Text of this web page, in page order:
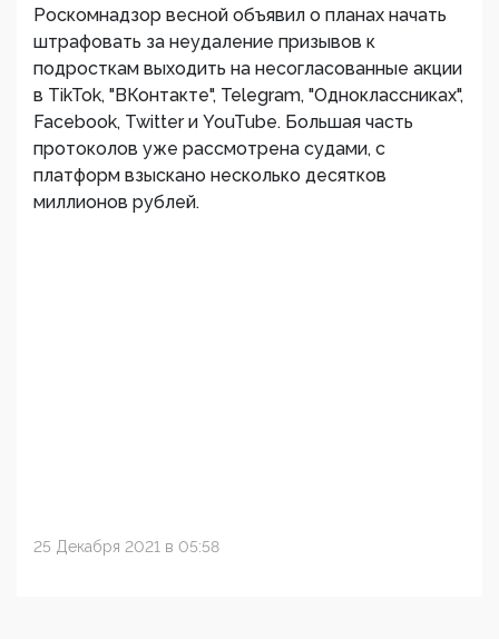
Роскомнадзор весной объявил о планах начать
штрафовать за неудаление призывов к
подросткам выходить на несогласованные акции
в TikTok, "ВКонтакте", Telegram, "Одноклассниках",
Facebook, Twitter и YouTube. Большая часть
протоколов уже рассмотрена судами, с
платформ взыскано несколько десятков
миллионов рублей.
25 Декабря 2021 в 05:58